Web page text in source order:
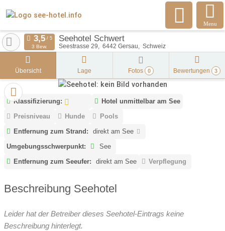
Menu
Seehotel Schwert
Seestrasse 29 6442 Gersau Schweiz
3 Bew.
Übersicht Lage Fotos 0 Bewertungen 3
Klassifizierung:
Hotel unmittelbar am See
Preisniveau
Hunde
Pools
Entfernung zum Strand:
direkt am See
Umgebungsschwerpunkt:
See
Entfernung zum Seeufer:
direkt am See Verpflegung
Beschreibung Seehotel
Leider hat der Betreiber dieses Seehotel-Eintrags keine
Beschreibung hinterlegt.